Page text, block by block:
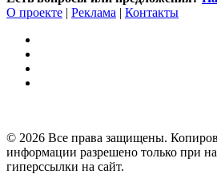
О проекте | Реклама | Контакты
© 2026 Все права защищены.
информации разрешено только при
гиперссылки на сайт.